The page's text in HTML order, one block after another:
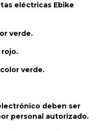
eléctricas Ebike
verde.
verde.
deben ser
personal autorizado.